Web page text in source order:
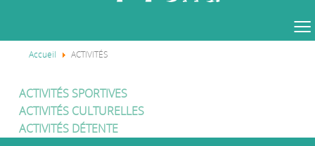
≡
Accueil ACTIVITÉS
ACTIVITÉS SPORTIVES
ACTIVITÉS CULTURELLES
ACTIVITÉS DÉTENTE